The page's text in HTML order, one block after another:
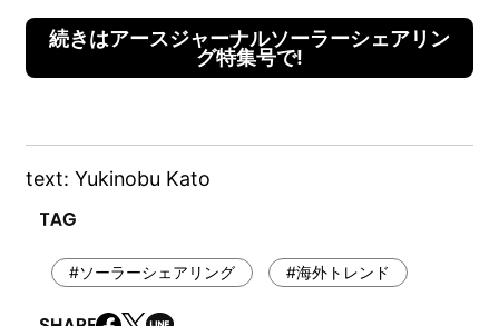
続きはアースジャーナルソーラーシェアリン
グ特集号で!
text: Yukinobu Kato
#ソーラーシェアリング #海外トレンド